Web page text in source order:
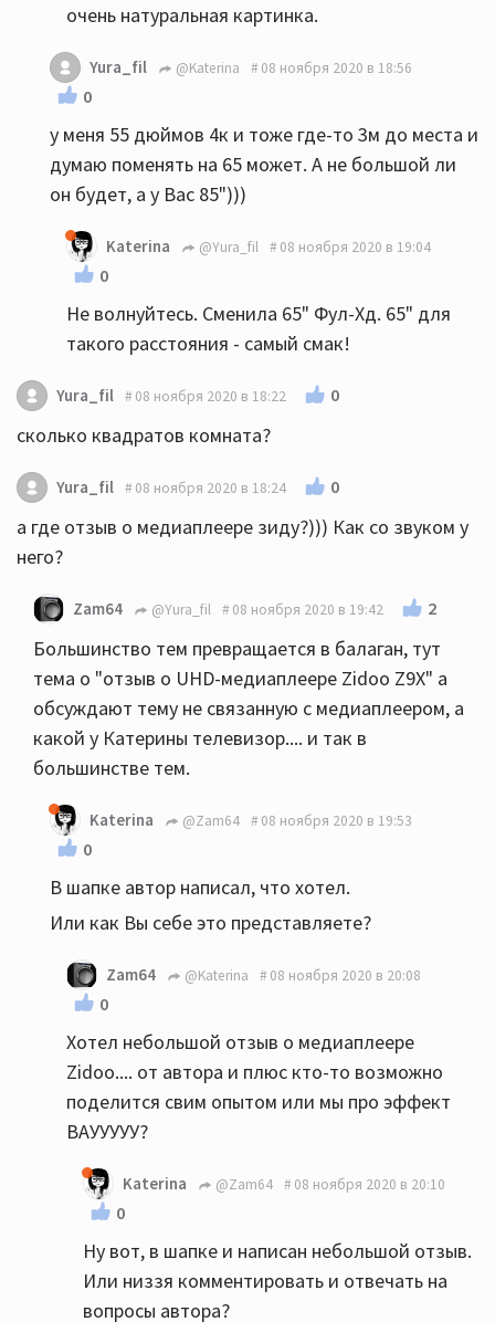
очень натуральная картинка.
Yura_fil @Katerina 08 ноября 2020 в 18:56
0
у меня 55 дюймов 4к и тоже где-то 3м до места и
думаю поменять на 65 может. А не большой ли
он будет, а у Вас 85")))
Katerina @Yura_fil 08 ноября 2020 в 19:04
0
Не волнуйтесь. Сменила 65" Фул-Хд. 65" для
такого расстояния - самый смак!
Yura_fil 08 ноября 2020 в 18:22 0
сколько квадратов комната?
Yura_fil 08 ноября 2020 в 18:24 0
а где отзыв о медиаплеере зиду?))) Как со звуком у
него?
Zam64 @Yura_fil 08 ноября 2020 в 19:42 2
Большинство тем превращается в балаган, тут
тема о "отзыв о UHD-медиаплеере Zidoo Z9X" а
обсуждают тему не связанную с медиаплеером, а
какой у Катерины телевизор.... и так в
большинстве тем.
Katerina @Zam64 08 ноября 2020 в 19:53
0
В шапке автор написал, что хотел.
Или как Вы себе это представляете?
Zam64 @Katerina 08 ноября 2020 в 20:08
0
Хотел небольшой отзыв о медиаплеере
Zidoo.... от автора и плюс кто-то возможно
поделится свим опытом или мы про эффект
ВАУУУУУ?
Katerina @Zam64 08 ноября 2020 в 20:10
0
Ну вот, в шапке и написан небольшой отзыв.
Или низзя комментировать и отвечать на
вопросы автора?